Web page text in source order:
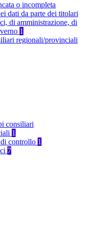
o incompleta
dati da parte dei titolari
di amministrazione, di
1
regionali/provinciali
consiliari
1
controllo 1
7